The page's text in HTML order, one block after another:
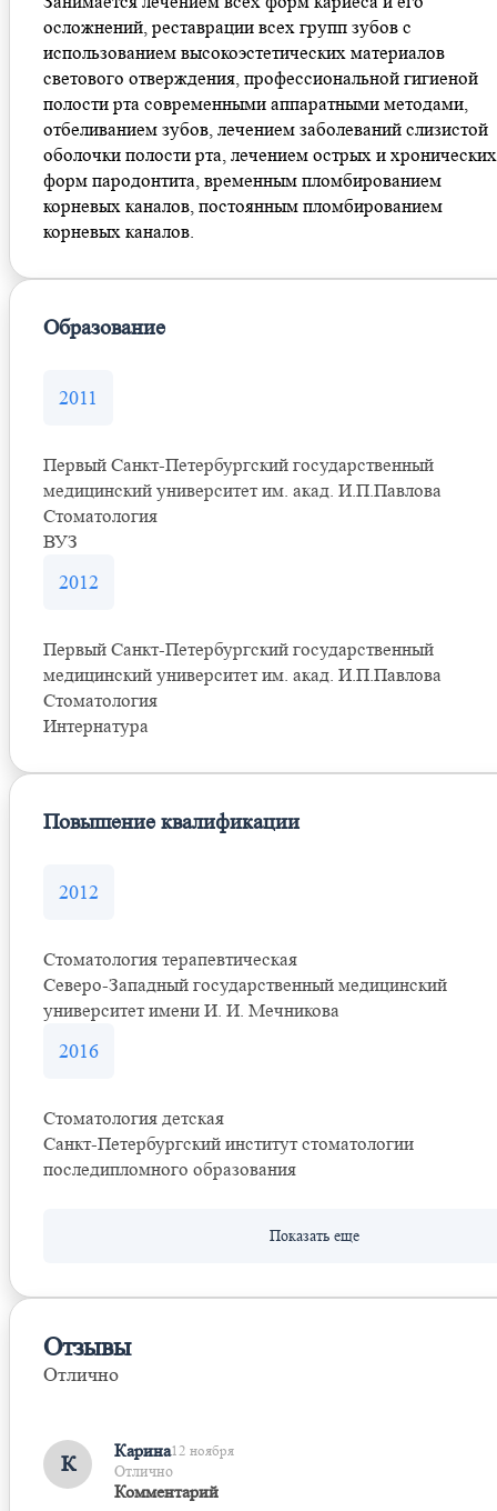
осложнений, реставрации всех групп зубов с
использованием высокоэстетических материалов
светового отверждения, профессиональной гигиеной
полости рта современными аппаратными методами,
отбеливанием зубов, лечением заболеваний слизистой
оболочки полости рта, лечением острых и хронических
форм пародонтита, временным пломбированием
корневых каналов, постоянным пломбированием
корневых каналов.
Образование
2011
Первый Санкт-Петербургский государственный
медицинский университет им. акад. И.П.Павлова
Стоматология
ВУЗ
2012
Первый Санкт-Петербургский государственный
медицинский университет им. акад. И.П.Павлова
Стоматология
Интернатура
Повышение квалификации
2012
Стоматология терапевтическая
Северо-Западный государственный медицинский
университет имени И. И. Мечникова
2016
Стоматология детская
Санкт-Петербургский институт стоматологии
последипломного образования
Отзывы
Отлично
К
Карина12 ноября
Отлично
Комментарий